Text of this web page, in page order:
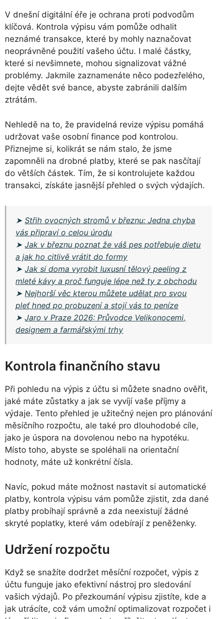
V dnešní digitální éře je ochrana proti podvodům
klíčová. Kontrola výpisu vám pomůže odhalit
neznámé transakce, které by mohly naznačovat
neoprávněné použití vašeho účtu. I malé částky,
které si nevšimnete, mohou signalizovat vážné
problémy. Jakmile zaznamenáte něco podezřelého,
dejte vědět své bance, abyste zabránili dalším
ztrátám.
Nehledě na to, že pravidelná revize výpisu pomáhá
udržovat vaše osobní finance pod kontrolou.
Přiznejme si, kolikrát se nám stalo, že jsme
zapomněli na drobné platby, které se pak nasčítají
do větších částek. Tím, že si kontrolujete každou
transakci, získáte jasnější přehled o svých výdajích.
➤Střih ovocných stromů v březnu: Jedna chyba
vás připraví o celou úrodu
➤Jak v březnu poznat že váš pes potřebuje dietu
a jak ho citlivě vrátit do formy
➤Jak si doma vyrobit luxusní tělový peeling z
mleté kávy a proč funguje lépe než ty z obchodu
➤ Nejhorší věc kterou můžete udělat pro svou
pleť hned po probuzení a stojí vás to peníze
➤Jaro v Praze 2026: Průvodce Velikonocemi,
designem a farmářskými trhy
Kontrola finančního stavu
Při pohledu na výpis z účtu si můžete snadno ověřit,
jaké máte zůstatky a jak se vyvíjí vaše příjmy a
výdaje. Tento přehled je užitečný nejen pro plánování
měsíčního rozpočtu, ale také pro dlouhodobé cíle,
jako je úspora na dovolenou nebo na hypotéku.
Místo toho, abyste se spoléhali na orientační
hodnoty, máte už konkrétní čísla.
Navíc, pokud máte možnost nastavit si automatické
platby, kontrola výpisu vám pomůže zjistit, zda dané
platby probíhají správně a zda neexistují žádné
skryté poplatky, které vám odebírají z peněženky.
Udržení rozpočtu
Když se snažíte dodržet měsíční rozpočet, výpis z
účtu funguje jako efektivní nástroj pro sledování
vašich výdajů. Po přezkoumání výpisu zjistíte, kde a
jak utrácíte, což vám umožní optimalizovat rozpočet i